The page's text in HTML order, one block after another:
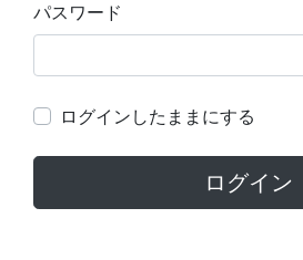
パスワード
ログインしたままにする
ログイン